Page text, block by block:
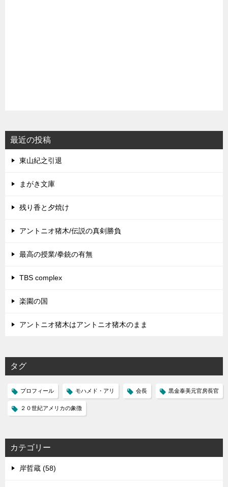
最近の投稿
東山紀之引退
まがき文庫
残り香と夕焼け
アントニオ猪木/伝説の真剣勝負
最高の授業/拳銃の有無
TBS complex
楽園の国
アントニオ猪木はアントニオ猪木のまま
タグ
プロフィール モハメド・アリ 会長 黒金泰美元官房長官
２０世紀アメリカの象徴
カテゴリー
岸哲蔵 (58)